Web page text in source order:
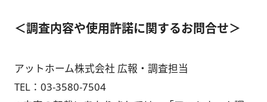
＜調査内容や使用許諾に関するお問合せ＞
アットホーム株式会社 広報・調査担当
TEL： 03-3580-7504